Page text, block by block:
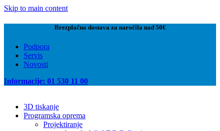
Skip to main content
Brezplačna dostava za naročila nad 50€
Podpora
Servis
Novosti
Informacije: 01 530 11 00
3D tiskanje
Programska oprema
Projektiranje